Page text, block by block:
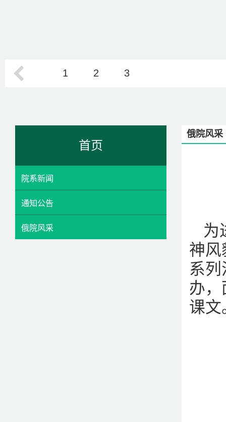
1 2 3
首页
院系新闻
通知公告
俄院风采
俄院风采
为
神风
系
办，
课文